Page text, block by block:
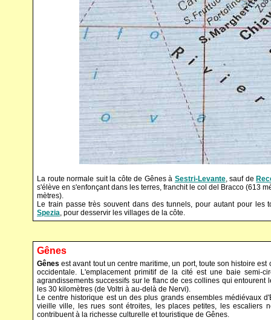
La route normale suit la côte de Gênes à Sestri-Levante, sauf de
s'élève en s'enfonçant dans les terres, franchit le col del Bracco (613
mètres).
Le train passe très souvent dans des tunnels, pour autant pour
Spezia, pour desservir les villages de la côte.
Gênes
Gênes est avant tout un centre maritime, un port, toute son histoire
occidentale. L'emplacement primitif de la cité est une baie semi-
agrandissements successifs sur le flanc de ces collines qui
les 30 kilomètres (de Voltri à au-delà de Nervi).
Le centre historique est un des plus grands ensembles médiévaux
vieille ville, les rues sont étroites, les places petites, les escaliers
contribuent à la richesse culturelle et touristique de Gênes.